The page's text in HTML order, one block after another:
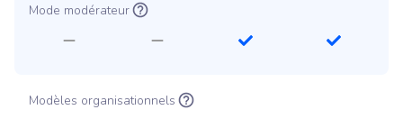
Mode modérateur
Modèles organisationnels